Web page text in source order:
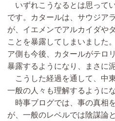
いずれこうなるとは思って
です。カタールは、サウジア
が、イエメンでアルカイダや
ことを暴露してしまいました
ア側も今後、カタールがテロ
暴露するようになり、まさに
こうした経過を通して、中
一般の人々も理解するように
時事ブログでは、事の真相
が、一般のレベルでは陰謀論